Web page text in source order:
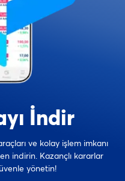
İndir
ve kolay işlem imkanı
indirin. Kazançlı kararlar
yönetin!